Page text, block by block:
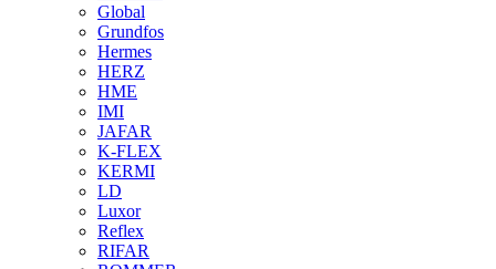
Global
Grundfos
Hermes
HERZ
HME
IMI
JAFAR
K-FLEX
KERMI
LD
Luxor
Reflex
RIFAR